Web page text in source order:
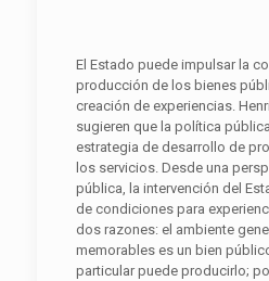
El Estado puede impulsar la
producción de los bienes
creación de experiencias.
sugieren que la política
estrategia de desarrollo de
los servicios. Desde una
pública, la intervención del
de condiciones para
dos razones: el ambiente
memorables es un bien
particular puede producirlo;